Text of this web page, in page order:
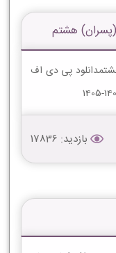
هشتم
پی دی اف
بازدید: 17836